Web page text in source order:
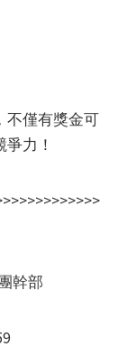
不僅有獎金可
力！
幹部